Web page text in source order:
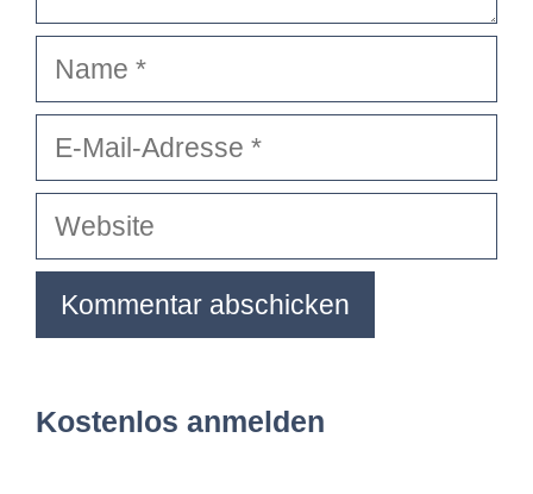
Mail-
Adresse
Kostenlos anmelden